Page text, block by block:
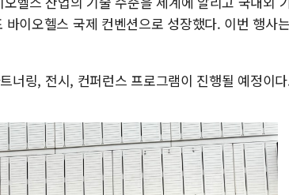
이오헬스 국제 컨벤션으로 성장했다. 이번 행사는
너링, 전시, 컨퍼런스 프로그램이 진행될 예정이